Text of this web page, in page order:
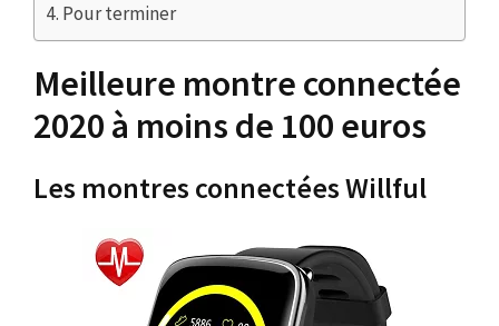
Pour terminer
Meilleure montre connectée
2020 à moins de 100 euros
Les montres connectées Willful